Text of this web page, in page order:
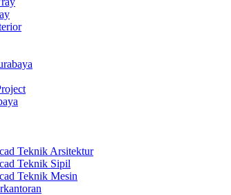
Teknik Arsitektur
Teknik Sipil
Teknik Mesin